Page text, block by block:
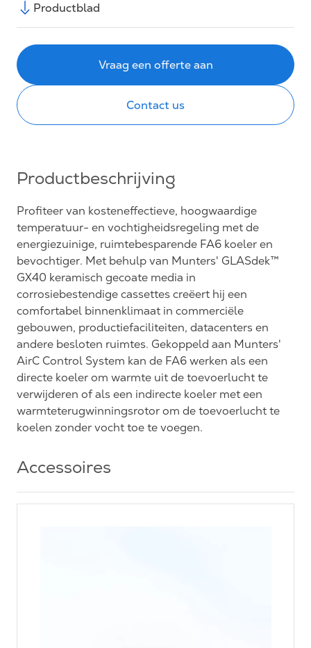
Productblad
Vraag een offerte aan
Contact us
Productbeschrijving
Profiteer van kosteneffectieve, hoogwaardige
temperatuur- en vochtigheidsregeling met de
energiezuinige, ruimtebesparende FA6 koeler en
bevochtiger. Met behulp van Munters' GLASdek™
GX40 keramisch gecoate media in
corrosiebestendige cassettes creëert hij een
comfortabel binnenklimaat in commerciële
gebouwen, productiefaciliteiten, datacenters en
andere besloten ruimtes. Gekoppeld aan Munters'
AirC Control System kan de FA6 werken als een
directe koeler om warmte uit de toevoerlucht te
verwijderen of als een indirecte koeler met een
warmteterugwinningsrotor om de toevoerlucht te
koelen zonder vocht toe te voegen.
Accessoires